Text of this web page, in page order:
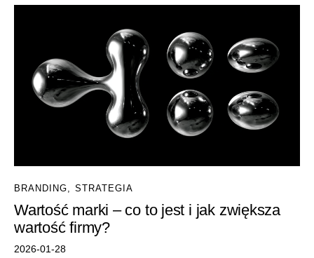
BRANDING STRATEGIA
Wartość marki – co to jest i jak zwiększa
wartość firmy?
2026-01-28